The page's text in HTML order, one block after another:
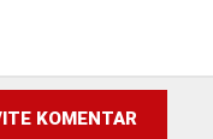
KOMENTAR